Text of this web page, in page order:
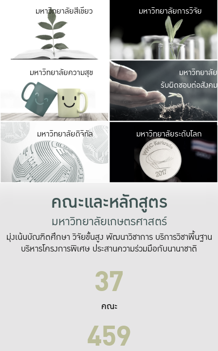
มหาวิทยาลัยสีเขียว มหาวิ
มีพื้นที่เขียวสดใส
เป็นป่าในเมือง เกษต
มหาวิทยาลัยการวิจัย
มหาวิทยาลัยความสุข มหาวิ
ค
เปิดประ
และพบเรื่องราวใ
มหาวิทยาลัย
รับผิดชอบต่อสังคม
มหาวิทยาลัยดิจิทัล มหาวิ
เปลี่ยนแปลง แล
เพื่อทำง
ระบบสารสนเทศ
มหาวิทยาลัยระดับโลก
คณะและหลักสูตร
มหาวิทยาลัยเกษตรศาสตร์
มุ่งเน้นบัณฑิตศึกษา วิจัยขั้นสูง พัฒนาวิชาการ บริการวิชาพื้นฐาน
บริหารโครงการพิเศษ ประสานความร่วมมือกับนานาชาติ
37
คณะ
459